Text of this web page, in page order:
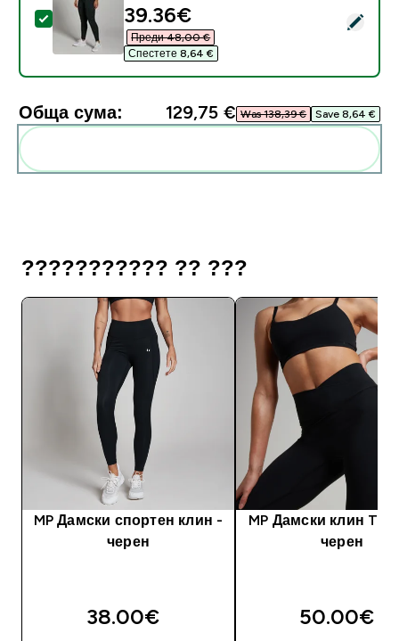
Select this product - MP Power Дамски клин - черен
discounted price
39.36€‎
Преди 48,00 €‎
Спестете 8,64 €‎
Обща сума: 129,75 €‎ Was 138,39 €‎ Save 8,64 €‎
??????????? ?? ???
MP Дамски спортен клин -
черен
38.00€‎
MP Дамски клин
черен
50.00€‎